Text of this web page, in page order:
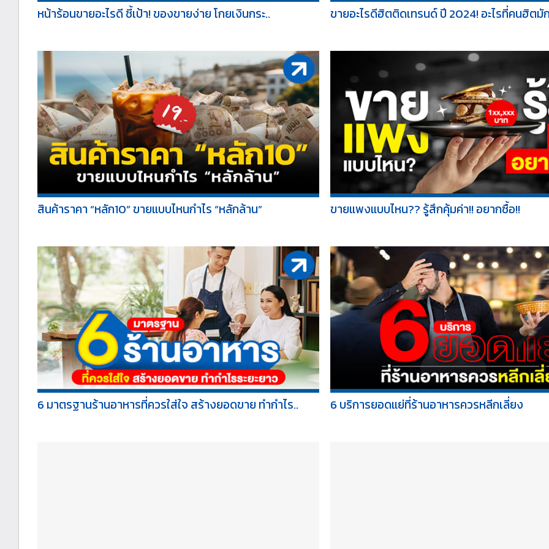
หน้าร้อนขายอะไรดี ชี้เป้า! ของขายง่าย โกยเงินกระ.. ขายอะไรดีฮิตติดเทรนด์ ปี 2024! อะไรที่คนฮิตมั
สินค้าราคา “หลัก10” ขายแบบไหนกำไร “หลักล้าน” ขายแพงแบบไหน?? รู้สึกคุ้มค่า!! อยากซื้อ!!
6 มาตรฐานร้านอาหารที่ควรใส่ใจ สร้างยอดขาย ทำกำไร.. 6 บริการยอดแย่ที่ร้านอาหารควรหลีกเลี่ยง